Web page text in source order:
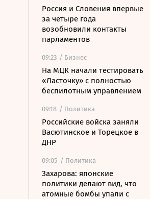
Россия и Словения впервые
за четыре года
возобновили контакты
парламентов
09:23 / Бизнес
На МЦК начали тестировать
«Ласточку» с полностью
беспилотным управлением
09:18 / Политика
Российские войска заняли
Васютинское и Торецкое в
ДНР
09:05 / Политика
Захарова: японские
политики делают вид, что
атомные бомбы упали с